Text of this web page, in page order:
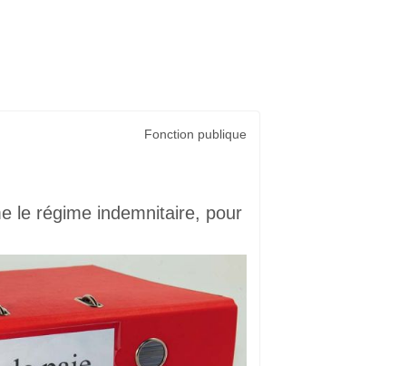
Fonction publique
le régime indemnitaire, pour